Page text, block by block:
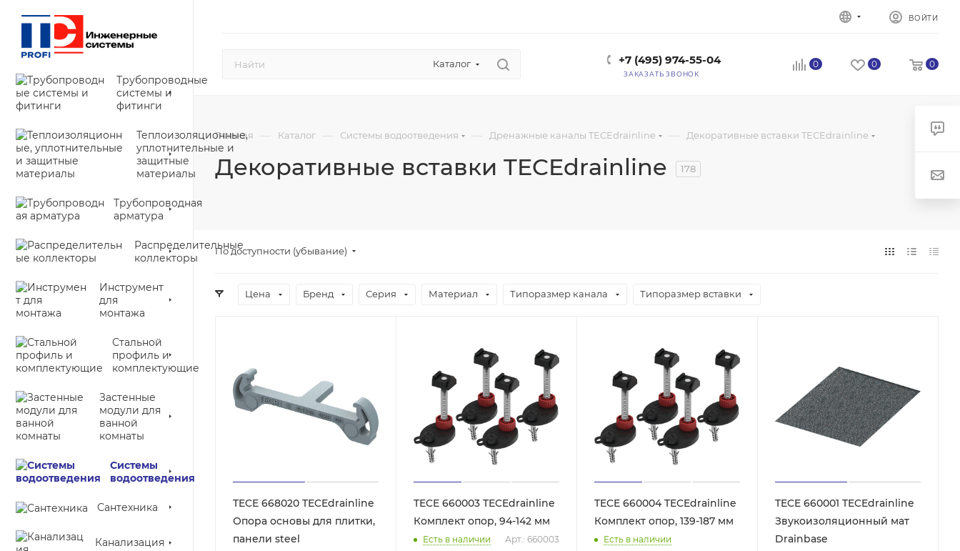
ВОЙТИ
Каталог +7 (495) 974-55-04
ЗАКАЗАТЬ ЗВОНОК
0 0 0
Трубопроводные
системы и
фитинги
Теплоизоляционные,
уплотнительные и
защитные
материалы
Трубопроводная
арматура
Распределительные
коллекторы
Инструмент
для
монтажа
Стальной
профиль и
комплектующие
Застенные
модули для
ванной
комнаты
Системы
водоотведения
Сантехника
Канализация
Главная — Каталог — Системы водоотведения — Дренажные каналы TECEdrainline — Декоративные вставки TECEdrainline
Декоративные вставки TECEdrainline 178
По доступности (убывание)
Цена Бренд Серия Материал Типоразмер канала Типоразмер вставки
TECE 668020 TECEdrainline
Опора основы для плитки,
панели steel
TECE 660003 TECEdrainline
Комплект опор, 94-142 мм
Есть в наличии Арт.: 660003
TECE 660004 TECEdrainline
Комплект опор, 139-187 мм
Есть в наличии
TECE 660001 TECEdrainline
Звукоизоляционный мат
Drainbase